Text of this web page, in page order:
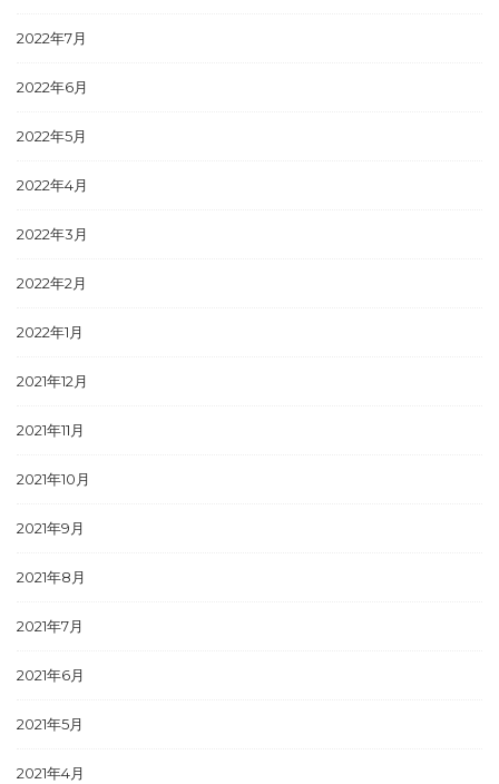
2022年7月
2022年6月
2022年5月
2022年4月
2022年3月
2022年2月
2022年1月
2021年12月
2021年11月
2021年10月
2021年9月
2021年8月
2021年7月
2021年6月
2021年5月
2021年4月